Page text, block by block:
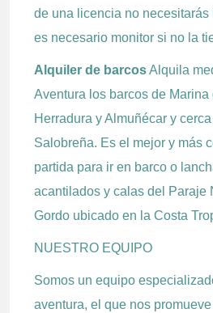
de una licencia no necesitarás
es necesario monitor si no la
Alquiler de barcosAlquila
Aventura los barcos de Marina
Herradura y Almuñécar y
Salobreña. Es el mejor y más
partida para ir en barco o
acantilados y calas del Paraje
Gordo ubicado en la Costa
NUESTRO EQUIPO
Somos un equipo
aventura, el que nos